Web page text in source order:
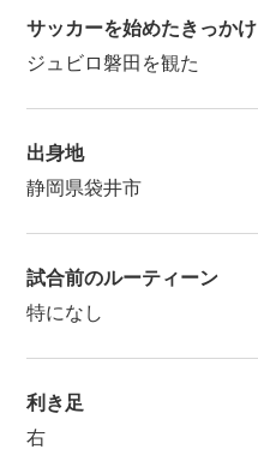
サッカーを始めたきっかけ
ジュビロ磐田を観た
出身地
静岡県袋井市
試合前のルーティーン
特になし
利き足
右